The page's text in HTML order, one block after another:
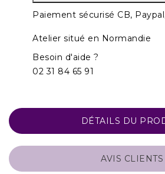
Paiement sécurisé CB,
Atelier situé en Normandie
Besoin d'aide ?
02 31 84 65 91
DÉTAILS DU
AVIS CLIENTS